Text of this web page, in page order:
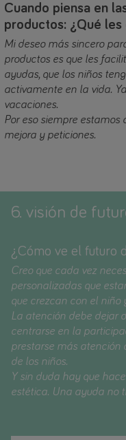
Cuando piensa en
productos: ¿Qué les
Mi deseo más sincero
productos es que les
ayudas, que los niños
activamente en la vida.
vacaciones.
Por eso siempre estamos
mejora y peticiones.
6. visión de
¿Cómo ve el futuro
Creo que cada vez
personalizadas que
que crezcan con el niño
La atención debe dejar
centrarse en la
prestarse más
de los niños.
Y sin duda hay que
estética. Una ayuda no